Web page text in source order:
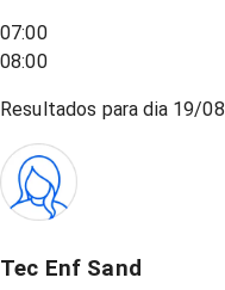
07:00
08:00
Resultados para dia 19/08
Tec Enf Sand